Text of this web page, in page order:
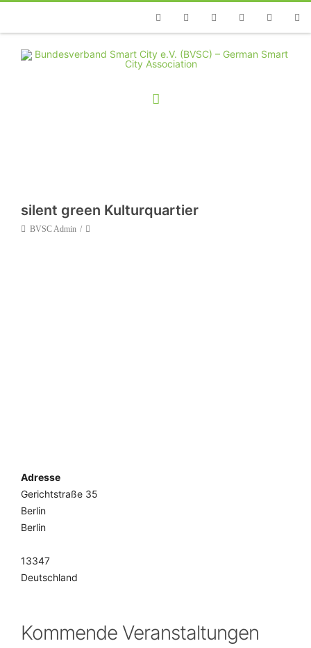
TelefonFacebookTwitterYoutubeInstagramLinkedin
silent green Kulturquartier
BVSC Admin
Adresse
Gerichtstraße 35
Berlin
Berlin
13347
Deutschland
Kommende Veranstaltungen